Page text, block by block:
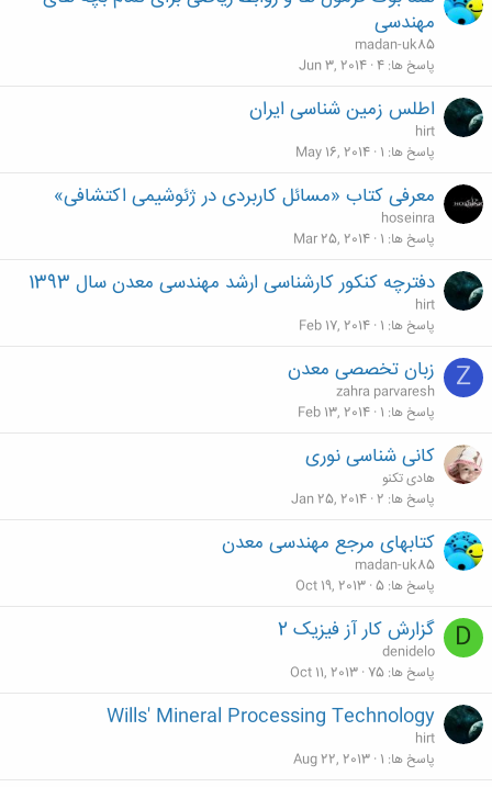
مهندسی
madan-uk85
پاسخ ها 4
Jun 3, 2014
اطلس زمین شناسی ایران
hirt
پاسخ ها 1
May 16, 2014
معرفی کتاب «مسائل کاربردی در ژئوشیمی اکتشافی»
hoseinra
پاسخ ها 1
Mar 25, 2014
دفترچه کنکور کارشناسی ارشد مهندسی معدن سال 1393
hirt
پاسخ ها 1
Feb 17, 2014
Z زبان تخصصی معدن
zahra parvaresh
پاسخ ها 1
Feb 13, 2014
کانی شناسی نوری
هادی تکنو
پاسخ ها 2
Jan 25, 2014
کتابهای مرجع مهندسی معدن
madan-uk85
پاسخ ها 5
Oct 19, 2013
D گزارش کار آز فیزیک 2
denidelo
پاسخ ها 75
Oct 11, 2013
Wills' Mineral Processing Technology
hirt
پاسخ ها 1
Aug 22, 2013